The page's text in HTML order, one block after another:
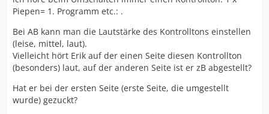
Piepen= 1. Programm etc.: .
Bei AB kann man die Lautstärke des Kontrolltons einstellen
(leise, mittel, laut).
Vielleicht hört Erik auf der einen Seite diesen Kontrollton
(besonders) laut, auf der anderen Seite ist er zB abgestellt?
Hat er bei der ersten Seite (erste Seite, die umgestellt
wurde) gezuckt?